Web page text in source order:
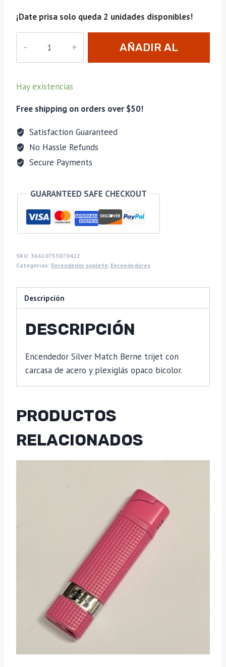
¡Date prisa solo queda 2 unidades disponibles!
Match
VERDE
cantidad
AÑADIR AL
Hay existencias
Free shipping on orders over $50!
Satisfaction Guaranteed
No Hassle Refunds
Secure Payments
GUARANTEED SAFE CHECKOUT
SKU: 36610753070422
Categorías: Encendedor soplete, Encendedores
Descripción
DESCRIPCIÓN
Encendedor Silver Match Berne trijet con
carcasa de acero y plexiglás opaco bicolor.
PRODUCTOS
RELACIONADOS